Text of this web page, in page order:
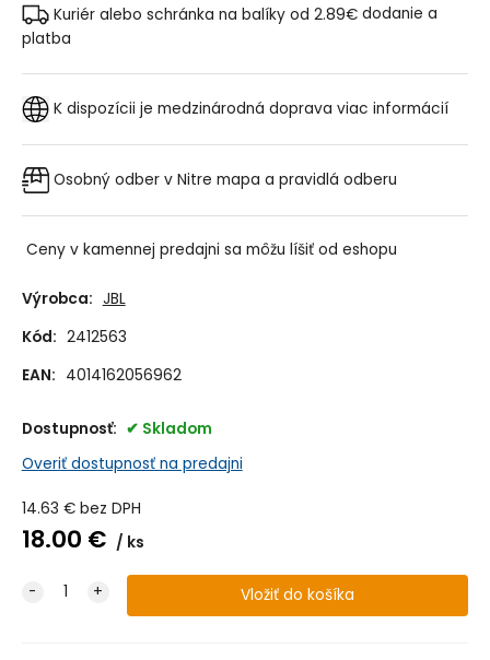
Kuriér alebo schránka na balíky od 2.89€ dodanie a
platba
K dispozícii je medzinárodná doprava viac informácií
Osobný odber v Nitre mapa a pravidlá odberu
Ceny v kamennej predajni sa môžu líšiť od eshopu
Výrobca: JBL
Kód: 2412563
EAN: 4014162056962
Dostupnosť:
Skladom
Overiť dostupnosť na predajni
14.63 € bez DPH
18.00 € ks